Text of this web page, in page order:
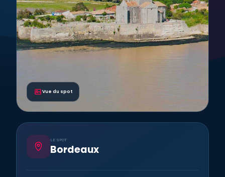
Vue du spot
LE SPOT
Bordeaux